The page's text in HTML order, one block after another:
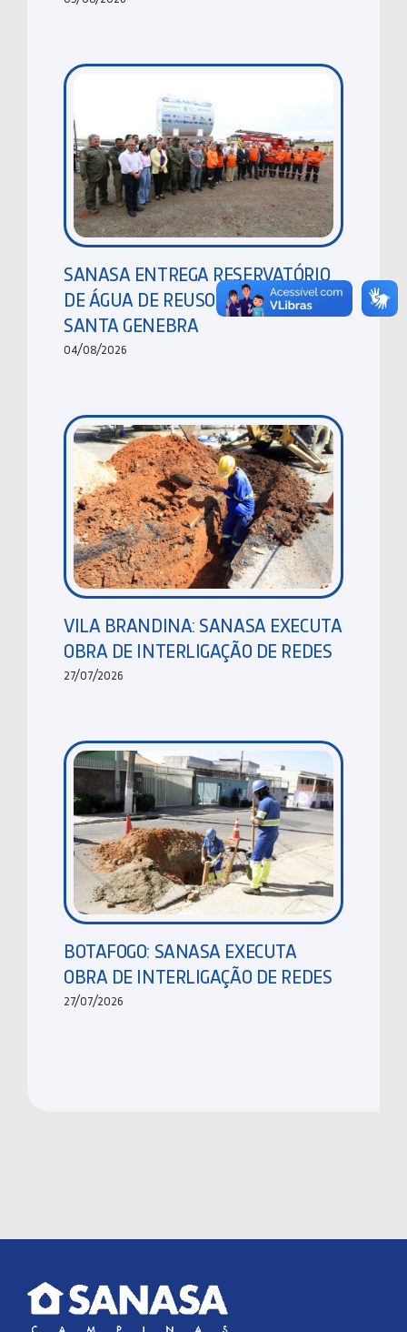
SANASA ENTREGA RESERVATÓRIO
DE ÁGUA DE REUSO NA MATA DE
SANTA GENEBRA
04/08/2026
VILA BRANDINA: SANASA EXECUTA
OBRA DE INTERLIGAÇÃO DE REDES
27/07/2026
BOTAFOGO: SANASA EXECUTA
OBRA DE INTERLIGAÇÃO DE REDES
27/07/2026